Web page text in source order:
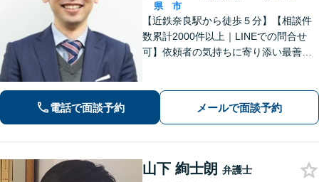
県
市
【近鉄奈良駅から徒歩５分】【相談件
数累計2000件以上｜LINEでの問合せ
可】依頼者の気持ちに寄り添い最善の
ン法律相談可能】
電話で面談予約 メールで面談予約
山下 絢士朗 弁護士